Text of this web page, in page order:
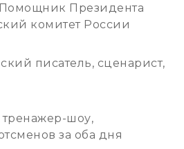
Президента
комитет России
писатель, сценарист,
тренажер-шоу,
за оба дня